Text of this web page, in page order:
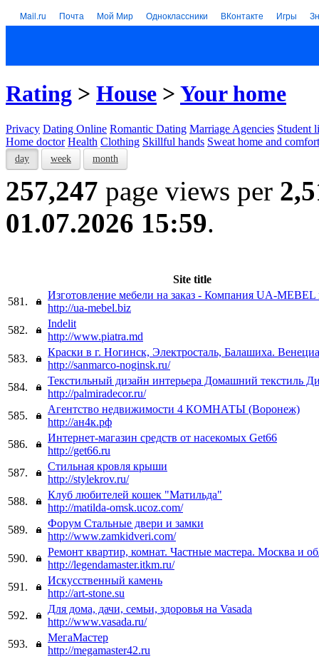
Mail.ru Почта Мой Мир Одноклассники ВКонтакте Игры
Rating > House > Your home
Privacy Dating Online Romantic Dating Marriage Agencies Student
Home doctor Health Clothing Skillful hands Sweat home and comfort
day week month
257,247 page views per
01.07.2026 15:59.
Site title
581.
Изготовление мебели на заказ - Компания UA-MEBEL
http://ua-mebel.biz
582.
Indelit
http://www.piatra.md
583.
Краски в г. Ногинск, Электросталь, Балашиха.
http://sanmarco-noginsk.ru/
584.
Текстильный дизайн интерьера Домашний текстиль
http://palmiradecor.ru/
585.
Агентство недвижимости 4 КОМНАТЫ (Воронеж)
http://ан4к.рф
586.
Интернет-магазин средств от насекомых Get66
http://get66.ru
587.
Стильная кровля крыши
http://stylekrov.ru/
588.
Клуб любителей кошек "Матильда"
http://matilda-omsk.ucoz.com/
589.
Форум Стальные двери и замки
http://www.zamkidveri.com/
590.
Ремонт квартир, комнат. Частные мастера. Москва и
http://legendamaster.itkm.ru/
591.
Искусственный камень
http://art-stone.su
592.
Для дома, дачи, семьи, здоровья на Vasada
http://www.vasada.ru/
593.
МегаМастер
http://megamaster42.ru